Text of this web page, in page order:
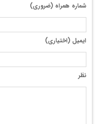
شماره همراه (ضروری)
ایمیل (اختیاری)
نظر